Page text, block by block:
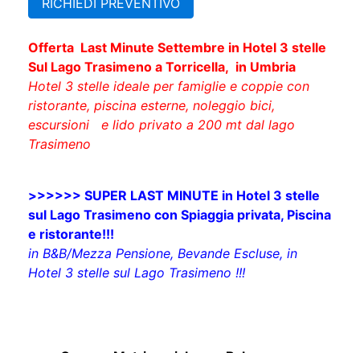
Sul Lago Trasimeno a Torricella, in Umbria
Hotel 3 stelle ideale per famiglie e coppie con
ristorante, piscina esterne, noleggio bici,
escursioni e lido privato a 200 mt dal lago
Trasimeno
sul Lago Trasimeno con Spiaggia privata, Piscina
e ristorante!!!
in B&B/Mezza Pensione, Bevande Escluse, in
Hotel 3 stelle sul Lago Trasimeno !!!